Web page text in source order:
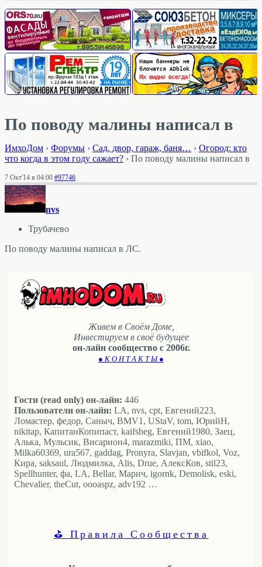
По поводу малины написал в
ИмхоДом › Форумы › Cад, двор, гараж, баня… › Огород: кто
что когда в этом году сажает? › По поводу малины написал в
7 Окт'14 в 04:00 #97746
nvs
Трубачево
По поводу малины написал в ЛС.
Живем в Своём Доме,
Инвестируем в своё будущее
он-лайн сообщество с 2006г.
● К О Н Т А К Т Ы ●
Гости (read only) он-лайн: 446
Пользователи он-лайн: LA, nvs, cpt, Евгений223,
Ломастер, федор, Саныч, BMV1, UStaV, tom, ЮрийН,
nikitap, КапитанКопипаст, kaifsheg, Евгений1980, Заец,
Алька, Мульсик, Висариoн4, marazmiki, ПМ, xiao,
Milka60369, ura567, gaddag, Pronyra, Slavjan, vbifkol, Voz,
Кира, saksaul, Людмилка, Alis, Drue, АлексКов, stil23,
Spellhunter, фа, LA, Bellar, Марич, igornk, Demolisk, eski,
Chevalier, theCut, oooaspz, adv192 …
⛳ Правила Сообщества